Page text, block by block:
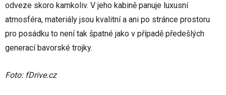
odveze skoro kamkoliv. V jeho kabině panuje luxusní
atmosféra, materiály jsou kvalitní a ani po stránce prostoru
pro posádku to není tak špatné jako v případě předešlých
generací bavorské trojky.
Foto: fDrive.cz